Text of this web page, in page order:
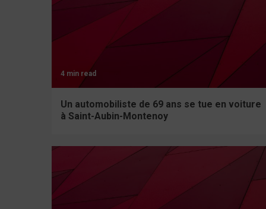
4 min read
Un automobiliste de 69 ans se tue en voiture
à Saint-Aubin-Montenoy